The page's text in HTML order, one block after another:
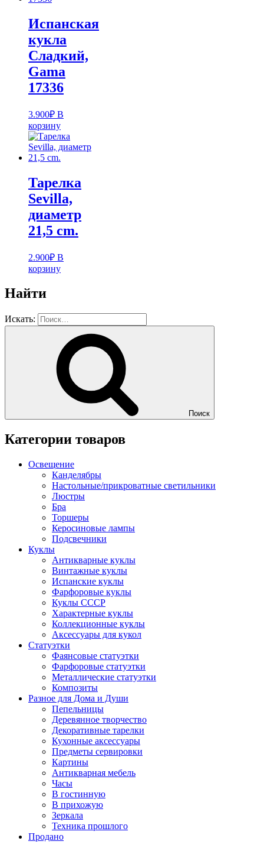
Испанская
кукла
Cладкий,
Gama
17336
3.900₽ В
корзину
Тарелка
Sevilla,
диаметр
21,5 cm.
2.900₽ В
корзину
Найти
Искать:
Поиск
Категории товаров
Освещение
Канделябры
Настольные/прикроватные светильники
Люстры
Бра
Торшеры
Керосиновые лампы
Подсвечники
Куклы
Антикварные куклы
Винтажные куклы
Испанские куклы
Фарфоровые куклы
Куклы СССР
Характерные куклы
Коллекционные куклы
Аксессуары для кукол
Статуэтки
Фаянсовые статуэтки
Фарфоровые статуэтки
Металлические статуэтки
Композиты
Разное для Дома и Души
Пепельницы
Деревянное творчество
Декоративные тарелки
Кухонные аксессуары
Предметы сервировки
Картины
Антикварная мебель
Часы
В гостинную
В прихожую
Зеркала
Техника прошлого
Продано